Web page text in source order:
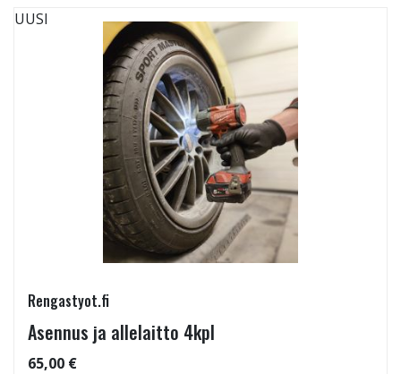
UUSI
Rengastyot.fi
Asennus ja allelaitto 4kpl
65,00 €